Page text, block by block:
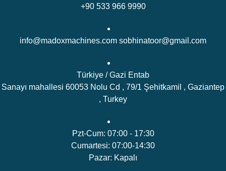
+90 533 966 9990
info@madoxmachines.com sobhinatoor@gmail.com
Türkiye / Gazi Entab
Sanayı mahallesi 60053 Nolu Cd , 79/1 Şehitkamil , Gaziantep
, Turkey
Pzt-Cum: 07:00 - 17:30
Cumartesi: 07:00-14:30
Pazar: Kapalı